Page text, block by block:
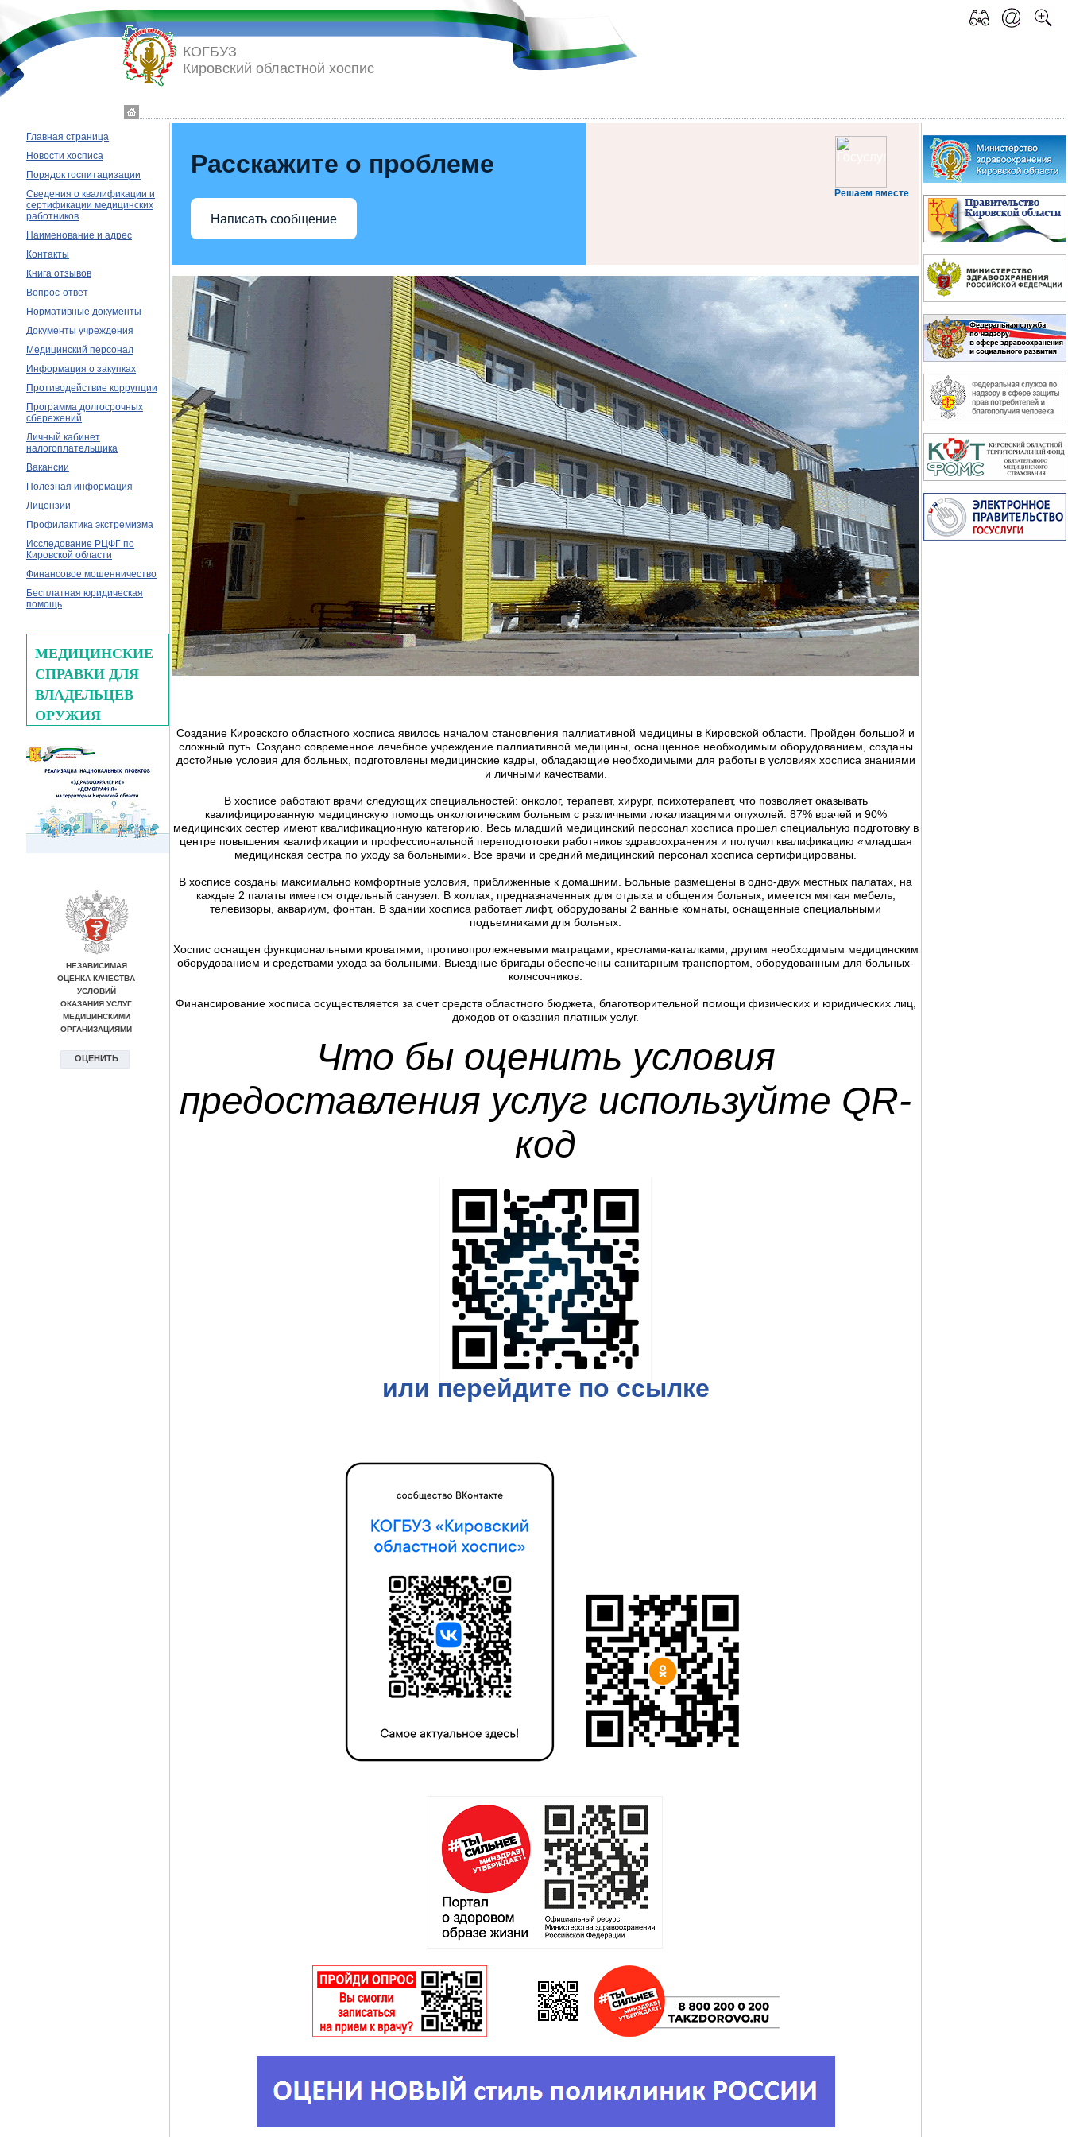
КОГБУЗ
Кировский областной хоспис
Главная страница
Новости хосписа
Порядок госпитацизации
Сведения о квалификации и
сертификации медицинских
работников
Наименование и адрес
Контакты
Книга отзывов
Вопрос-ответ
Нормативные документы
Документы учреждения
Медицинский персонал
Информация о закупках
Противодействие коррупции
Программа долгосрочных
сбережений
Личный кабинет
налогоплательщика
Вакансии
Полезная информация
Лицензии
Профилактика экстремизма
Исследование РЦФГ по
Кировской области
Финансовое мошенничество
Бесплатная юридическая
помощь
МЕДИЦИНСКИЕ
СПРАВКИ ДЛЯ
ВЛАДЕЛЬЦЕВ
ОРУЖИЯ
Решаем вместе
Расскажите о проблеме
Написать сообщение
Создание Кировского областного хосписа явилось началом становления паллиативной медицины в Кировской области. Пройден большой и
сложный путь. Создано современное лечебное учреждение паллиативной медицины, оснащенное необходимым оборудованием, созданы
достойные условия для больных, подготовлены медицинские кадры, обладающие необходимыми для работы в условиях хосписа знаниями
и личными качествами.
В хосписе работают врачи следующих специальностей: онколог, терапевт, хирург, психотерапевт, что позволяет оказывать
квалифицированную медицинскую помощь онкологическим больным с различными локализациями опухолей. 87% врачей и 90%
медицинских сестер имеют квалификационную категорию. Весь младший медицинский персонал хосписа прошел специальную подготовку в
центре повышения квалификации и профессиональной переподготовки работников здравоохранения и получил квалификацию «младшая
медицинская сестра по уходу за больными». Все врачи и средний медицинский персонал хосписа сертифицированы.
В хосписе созданы максимально комфортные условия, приближенные к домашним. Больные размещены в одно-двух местных палатах, на
каждые 2 палаты имеется отдельный санузел. В холлах, предназначенных для отдыха и общения больных, имеется мягкая мебель,
телевизоры, аквариум, фонтан. В здании хосписа работает лифт, оборудованы 2 ванные комнаты, оснащенные специальными
подъемниками для больных.
Хоспис оснащен функциональными кроватями, противопролежневыми матрацами, креслами-каталками, другим необходимым медицинским
оборудованием и средствами ухода за больными. Выездные бригады обеспечены санитарным транспортом, оборудованным для больных-
колясочников.
Финансирование хосписа осуществляется за счет средств областного бюджета, благотворительной помощи физических и юридических лиц,
доходов от оказания платных услуг.
Что бы оценить условия
предоставления услуг используйте QR-
код
или перейдите по ссылке